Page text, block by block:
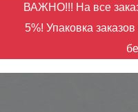
ВАЖНО!!! На все
5%! Упаковка